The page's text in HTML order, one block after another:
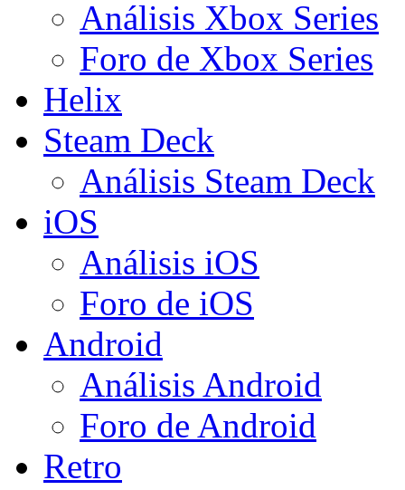
Análisis Xbox Series
Foro de Xbox Series
Helix
Steam Deck
Análisis Steam Deck
iOS
Análisis iOS
Foro de iOS
Android
Análisis Android
Foro de Android
Retro